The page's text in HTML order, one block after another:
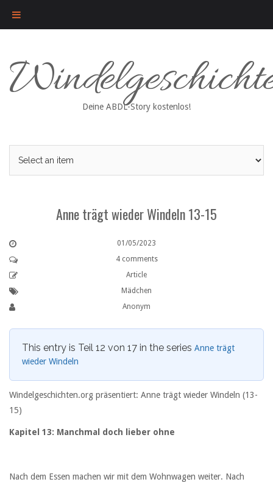
content
Deine ABDL-Story kostenlos!
Anne trägt wieder Windeln 13-15
01/05/2023
4 comments
Article
Mädchen
Anonym
This entry is Teil 12 von 17 in the series Anne trägt
wieder Windeln
Windelgeschichten.org präsentiert: Anne trägt wieder Windeln (13-
15)
Kapitel 13: Manchmal doch lieber ohne
Nach dem Essen machen wir mit dem Wohnwagen weiter. Nach